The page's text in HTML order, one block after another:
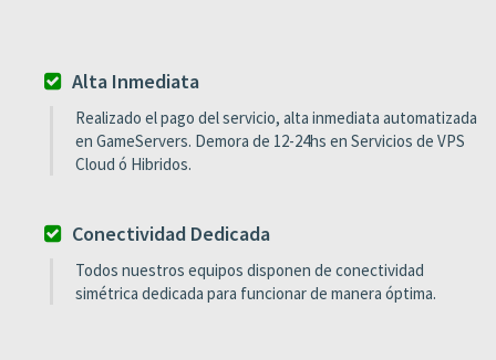
Alta Inmediata
Realizado el pago del servicio, alta inmediata automatizada
en GameServers. Demora de 12-24hs en Servicios de VPS
Cloud ó Hibridos.
Conectividad Dedicada
Todos nuestros equipos disponen de conectividad
simétrica dedicada para funcionar de manera óptima.